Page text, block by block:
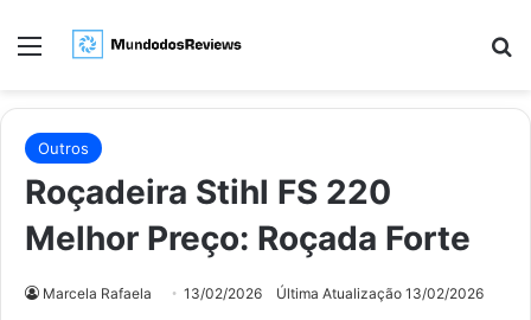
Menu
Outros
Roçadeira Stihl FS 220
Melhor Preço: Roçada Forte
Marcela Rafaela 13/02/2026 Última Atualização 13/02/2026